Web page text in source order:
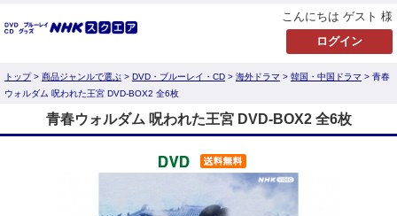
こんにちは ゲスト 様
トップ> 商品ジャンルで選ぶ > DVD・ブルーレイ・CD > 海外ドラマ > 韓国・中国ドラマ > 青春
ウォルダム 呪われた王宮 DVD-BOX2 全6枚
青春ウォルダム 呪われた王宮 DVD-BOX2 全6枚